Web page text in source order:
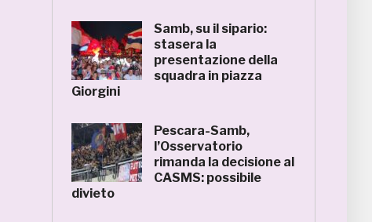
Samb, su il sipario:
stasera la
presentazione della
squadra in piazza
Giorgini
Pescara-Samb,
l’Osservatorio
rimanda la decisione al
CASMS: possibile
divieto